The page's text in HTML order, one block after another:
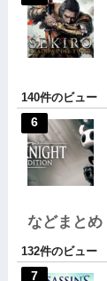
140件のビュー
などまとめ
132件のビュー